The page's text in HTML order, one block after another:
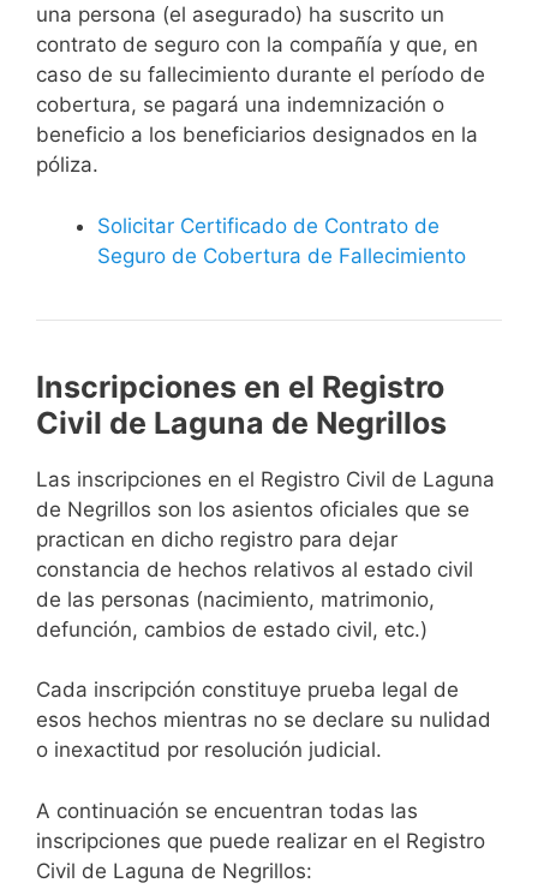
una persona (el asegurado) ha suscrito un
contrato de seguro con la compañía y que, en
caso de su fallecimiento durante el período de
cobertura, se pagará una indemnización o
beneficio a los beneficiarios designados en la
póliza.
Solicitar Certificado de Contrato de
Seguro de Cobertura de Fallecimiento
Inscripciones en el Registro
Civil de Laguna de Negrillos
Las inscripciones en el Registro Civil de Laguna
de Negrillos son los asientos oficiales que se
practican en dicho registro para dejar
constancia de hechos relativos al estado civil
de las personas (nacimiento, matrimonio,
defunción, cambios de estado civil, etc.)
Cada inscripción constituye prueba legal de
esos hechos mientras no se declare su nulidad
o inexactitud por resolución judicial.
A continuación se encuentran todas las
inscripciones que puede realizar en el Registro
Civil de Laguna de Negrillos: